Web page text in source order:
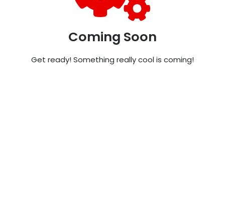
Coming Soon
Get ready! Something really cool is coming!